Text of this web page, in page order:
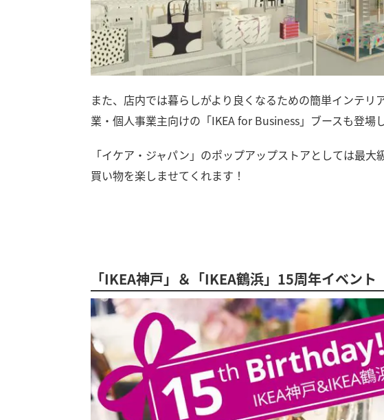
また、店内では暮らしがより良くなるための簡単インテリ
業・個人事業主向けの「IKEA for Business」ブースも登場し
「イケア・ジャパン」のポップアップストアとしては最大
買い物を楽しませてくれます！
「IKEA神戸」＆「IKEA鶴浜」15周年イベント